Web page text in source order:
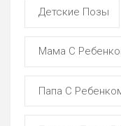
Детские Позы
Мама С
Папа С